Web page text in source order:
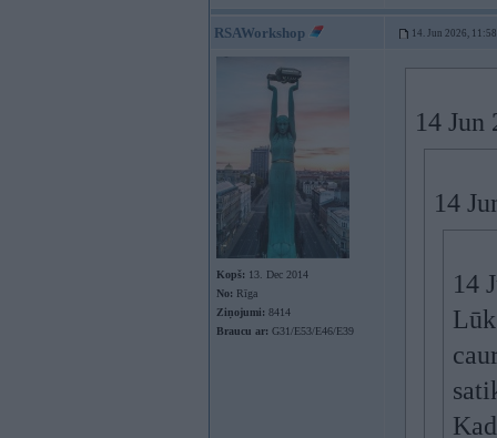
RSAWorkshop 14. Jun 2026, 11:58
Kopš: 13. Dec 2014
No: Rīga
Ziņojumi: 8414
Braucu ar: G31/E53/E46/E39
14 Jun
14
14